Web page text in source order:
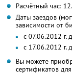
Расчётный час:
Даты заездов
зависимости от
с 07.06.2012 г.
с 17.06.2012 г.
Вы можете
сертификатов